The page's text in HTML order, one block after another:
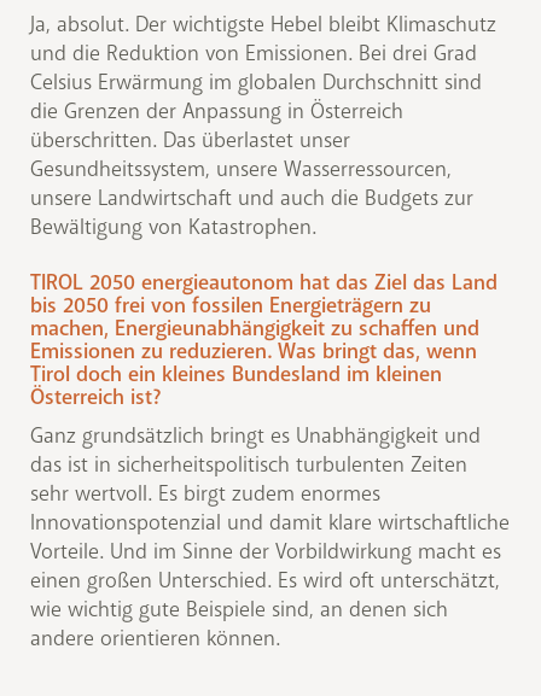
Ja, absolut. Der wichtigste Hebel bleibt Klimaschutz
und die Reduktion von Emissionen. Bei drei Grad
Celsius Erwärmung im globalen Durchschnitt sind
die Grenzen der Anpassung in Österreich
überschritten. Das überlastet unser
Gesundheitssystem, unsere Wasserressourcen,
unsere Landwirtschaft und auch die Budgets zur
Bewältigung von Katastrophen.
TIROL 2050 energieautonom hat das Ziel das Land
bis 2050 frei von fossilen Energieträgern zu
machen, Energieunabhängigkeit zu schaffen und
Emissionen zu reduzieren. Was bringt das, wenn
Tirol doch ein kleines Bundesland im kleinen
Österreich ist?
Ganz grundsätzlich bringt es Unabhängigkeit und
das ist in sicherheitspolitisch turbulenten Zeiten
sehr wertvoll. Es birgt zudem enormes
Innovationspotenzial und damit klare wirtschaftliche
Vorteile. Und im Sinne der Vorbildwirkung macht es
einen großen Unterschied. Es wird oft unterschätzt,
wie wichtig gute Beispiele sind, an denen sich
andere orientieren können.